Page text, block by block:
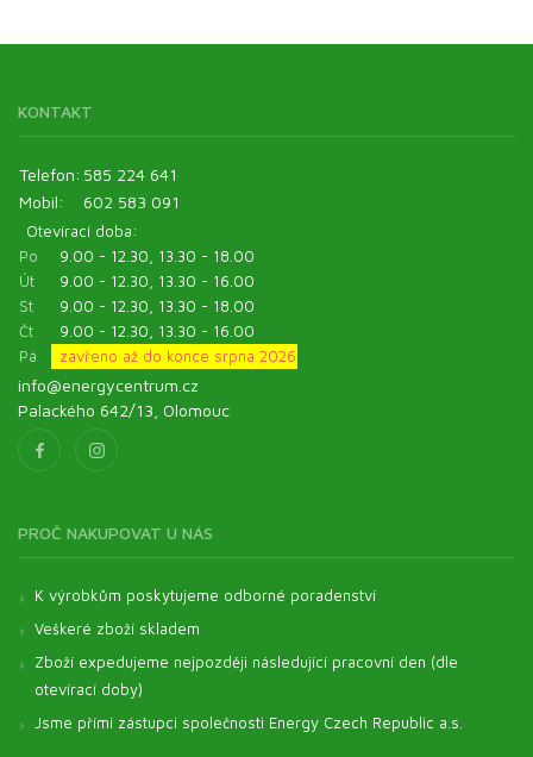
KONTAKT
Telefon: 585 224 641
Mobil:
602 583 091
Otevírací doba:
Po
9.00 - 12.30, 13.30 - 18.00
Út
9.00 - 12.30, 13.30 - 16.00
St
9.00 - 12.30, 13.30 - 18.00
Čt
9.00 - 12.30, 13.30 - 16.00
Pá
zavřeno až do konce srpna 2026
info@energycentrum.cz
Palackého 642/13, Olomouc
PROČ NAKUPOVAT U NÁS
K výrobkům poskytujeme odborné poradenství
Veškeré zboží skladem
Zboží expedujeme nejpozději následující pracovní den (dle
otevírací doby)
Jsme přímí zástupci společnosti Energy Czech Republic a.s.